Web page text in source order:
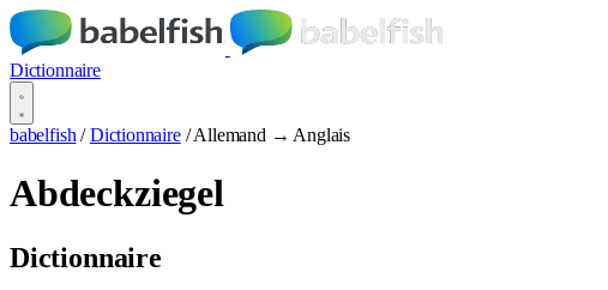
Dictionnaire
babelfish / Dictionnaire / Allemand → Anglais
Abdeckziegel
Dictionnaire